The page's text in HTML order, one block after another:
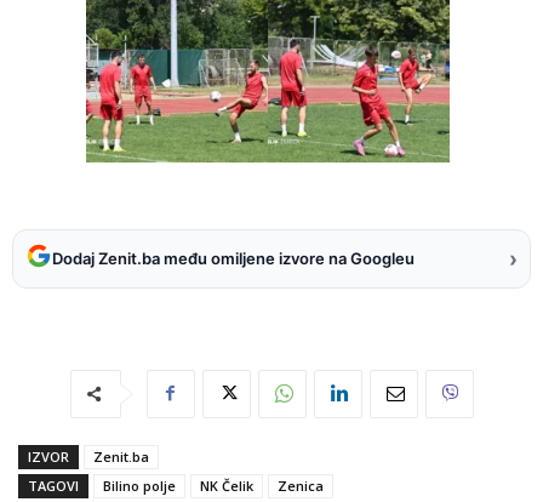
Dodaj Zenit.ba među omiljene izvore na Googleu ›
IZVOR
Zenit.ba
TAGOVI
Bilino polje NK Čelik Zenica